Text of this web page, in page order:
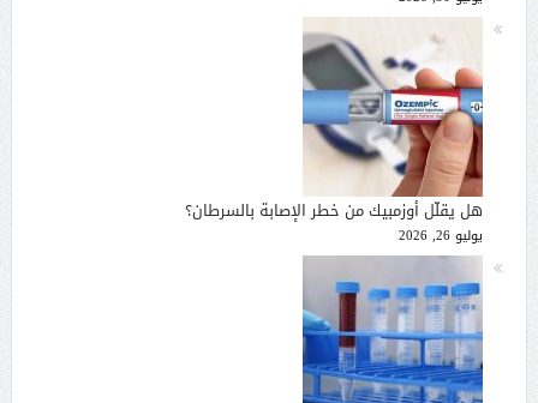
هل يقلّل أوزمبيك من خطر الإصابة بالسرطان؟
يوليو 26, 2026